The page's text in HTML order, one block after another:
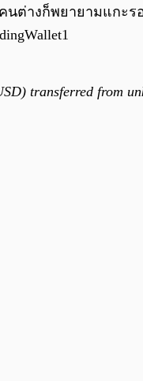
นต่างก็พยายามแกะร
transferred from